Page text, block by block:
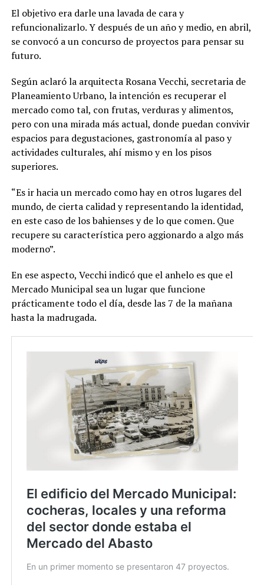
El objetivo era darle una lavada de cara y
refuncionalizarlo. Y después de un año y medio, en abril,
se convocó a un concurso de proyectos para pensar su
futuro.
Según aclaró la arquitecta Rosana Vecchi, secretaria de
Planeamiento Urbano, la intención es recuperar el
mercado como tal, con frutas, verduras y alimentos,
pero con una mirada más actual, donde puedan convivir
espacios para degustaciones, gastronomía al paso y
actividades culturales, ahí mismo y en los pisos
superiores.
“Es ir hacia un mercado como hay en otros lugares del
mundo, de cierta calidad y representando la identidad,
en este caso de los bahienses y de lo que comen. Que
recupere su característica pero aggionardo a algo más
moderno”.
En ese aspecto, Vecchi indicó que el anhelo es que el
Mercado Municipal sea un lugar que funcione
prácticamente todo el día, desde las 7 de la mañana
hasta la madrugada.